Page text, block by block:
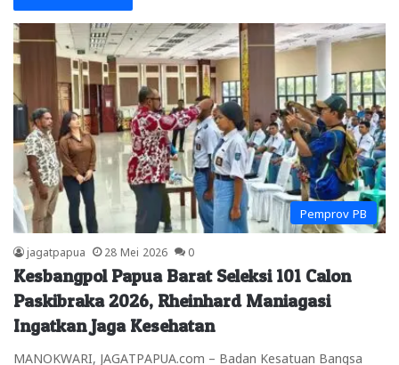
Pemprov PB
jagatpapua 28 Mei 2026 0
Kesbangpol Papua Barat Seleksi 101 Calon
Paskibraka 2026, Rheinhard Maniagasi
Ingatkan Jaga Kesehatan
MANOKWARI, JAGATPAPUA.com – Badan Kesatuan Bangsa